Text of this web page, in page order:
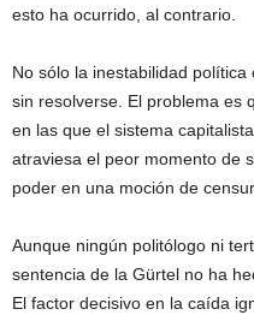
esto ha ocurrido, al contrario.
No sólo la inestabilidad
sin resolverse. El problema es
en las que el sistema
atraviesa el peor momento de
poder en una moción de
Aunque ningún politólogo ni
sentencia de la Gürtel no ha
El factor decisivo en la caída